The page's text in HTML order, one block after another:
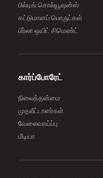
பில்டிங் சொல்யூஷன்ஸ்
கட்டுமானப் பொருட்கள்
பிர்லா ஒயிட் சிமெண்ட்
கார்ப்போரேட்
நிலைத்தன்மை
முதலீட்டாளர்கள்
வேலைவாய்ப்பு
மீடியா